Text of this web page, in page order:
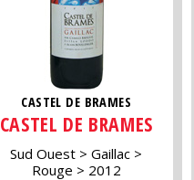
CASTEL DE BRAMES
CASTEL DE BRAMES
Sud Ouest
Gaillac
Rouge
2012